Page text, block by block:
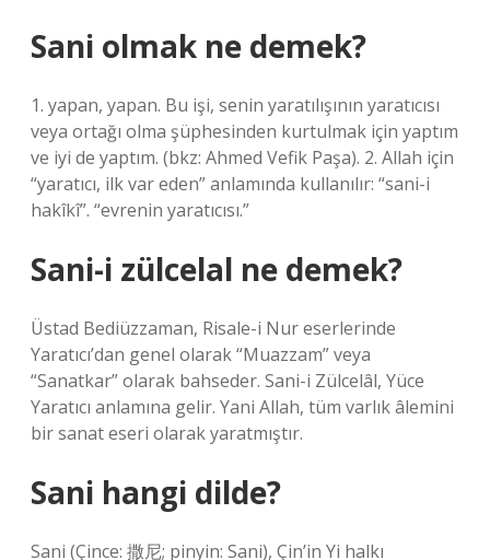
Sani olmak ne demek?
1. yapan, yapan. Bu işi, senin yaratılışının yaratıcısı
veya ortağı olma şüphesinden kurtulmak için yaptım
ve iyi de yaptım. (bkz: Ahmed Vefik Paşa). 2. Allah için
“yaratıcı, ilk var eden” anlamında kullanılır: “sani-i
hakîkî”. “evrenin yaratıcısı.”
Sani-i zülcelal ne demek?
Üstad Bediüzzaman, Risale-i Nur eserlerinde
Yaratıcı’dan genel olarak “Muazzam” veya
“Sanatkar” olarak bahseder. Sani-i Zülcelâl, Yüce
Yaratıcı anlamına gelir. Yani Allah, tüm varlık âlemini
bir sanat eseri olarak yaratmıştır.
Sani hangi dilde?
Sani (Çince: 撒尼; pinyin: Sani), Çin’in Yi halkı